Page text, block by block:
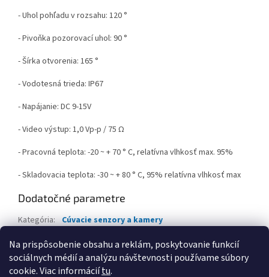
Na prispôsobenie obsahu a reklám, poskytovanie funkcií
sociálnych médií a analýzu návštevnosti používame súbory
cookie. Viac informáciítu.
- Uhol pohľadu v rozsahu: 120 °
- Pivoňka pozorovací uhol: 90 °
- Šírka otvorenia: 165 °
- Vodotesná trieda: IP67
- Napájanie: DC 9-15V
- Video výstup: 1,0 Vp-p / 75 Ω
- Pracovná teplota: -20 ~ + 70 ° C, relatívna vlhkosť max. 95%
- Skladovacia teplota: -30 ~ + 80 ° C, 95% relatívna vlhkosť max
Dodatočné parametre
Kategória: Cúvacie senzory a kamery